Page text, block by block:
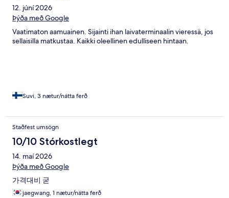
12. júní 2026
Þýða með Google
Vaatimaton aamuainen. Sijainti ihan laivaterminaalin vieressä, jos
sellaisilla matkustaa. Kaikki oleellinen edulliseen hintaan.
Suvi, 3 nætur/nátta ferð
Staðfest umsögn
10/10 Stórkostlegt
14. maí 2026
Þýða með Google
가격대비 굳
jaegwang, 1 nætur/nátta ferð